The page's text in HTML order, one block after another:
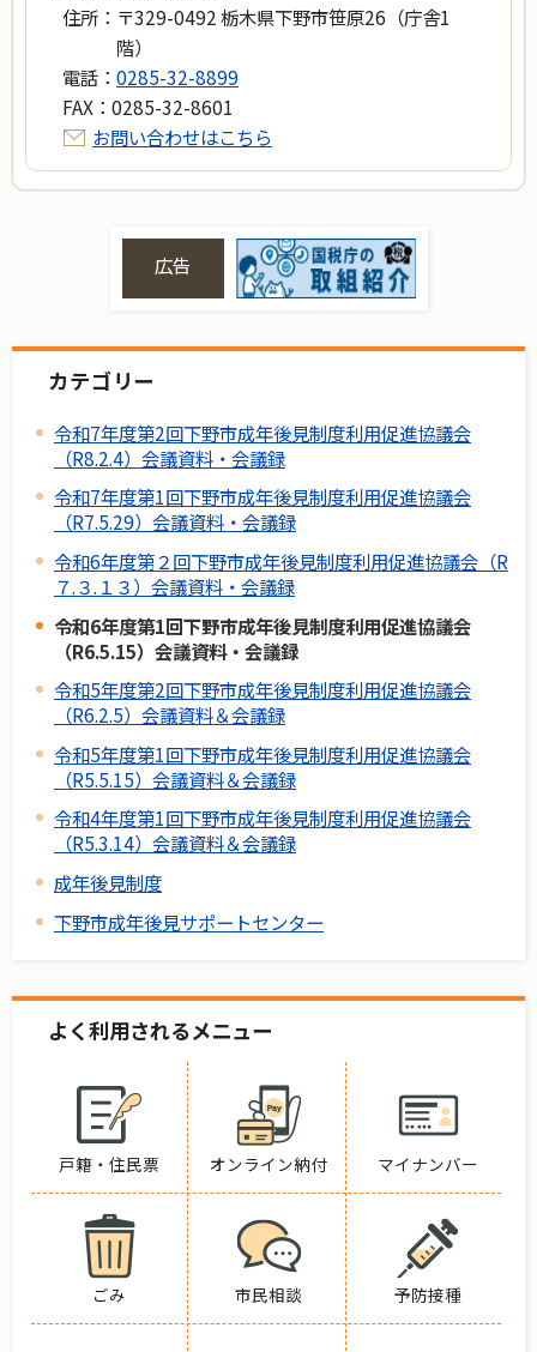
住所： 〒329-0492 栃木県下野市笹原26（庁舎1
階）
電話： 0285-32-8899
FAX： 0285-32-8601
お問い合わせはこちら
広告
カテゴリー
令和7年度第2回下野市成年後見制度利用促進協議会
（R8.2.4）会議資料・会議録
令和7年度第1回下野市成年後見制度利用促進協議会
（R7.5.29）会議資料・会議録
令和6年度第２回下野市成年後見制度利用促進協議会（R
７.３.１３）会議資料・会議録
令和6年度第1回下野市成年後見制度利用促進協議会
（R6.5.15）会議資料・会議録
令和5年度第2回下野市成年後見制度利用促進協議会
（R6.2.5）会議資料＆会議録
令和5年度第1回下野市成年後見制度利用促進協議会
（R5.5.15）会議資料＆会議録
令和4年度第1回下野市成年後見制度利用促進協議会
（R5.3.14）会議資料＆会議録
成年後見制度
下野市成年後見サポートセンター
よく利用されるメニュー
戸籍・住民票 オンライン納付 マイナンバー
ごみ 市民相談 予防接種